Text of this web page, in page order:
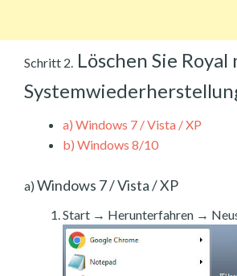
Schritt 2. Löschen Sie
a) Windows 7 / Vista / XP
b) Windows 8/10
a) Windows 7 / Vista / XP
Start → Herunterfahren →